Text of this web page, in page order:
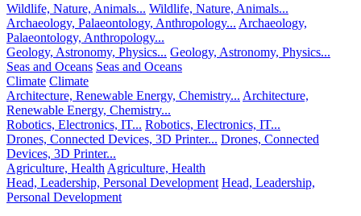
Wildlife, Nature, Animals... Wildlife, Nature, Animals...
Archaeology, Palaeontology, Anthropology... Archaeology,
Palaeontology, Anthropology...
Geology, Astronomy, Physics... Geology, Astronomy, Physics...
Seas and Oceans Seas and Oceans
Climate Climate
Architecture, Renewable Energy, Chemistry... Architecture,
Renewable Energy, Chemistry...
Robotics, Electronics, IT... Robotics, Electronics, IT...
Drones, Connected Devices, 3D Printer... Drones, Connected
Devices, 3D Printer...
Agriculture, Health Agriculture, Health
Head, Leadership, Personal Development Head, Leadership,
Personal Development